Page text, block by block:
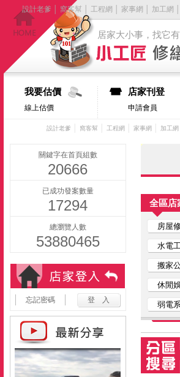
居家大小事，找它
設計老爹 窩客幫 工程網 家事網 加工網
我要估價
線上估價
店家刊登
申請會員
設計老爹 窩客幫 工程網 家事網 加工網
關鍵字在首頁組數
20666
已成功發案數量
17294
總瀏覽人數
53880465
忘記密碼
全區店
房屋
水電
搬家
休閒
弱電